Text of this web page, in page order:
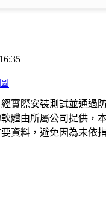
實際安裝測試並通過
體由所屬公司提供
資料，避免因為未